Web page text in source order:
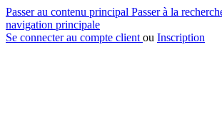
Passer au contenu principal Passer à la
navigation principale
Se connecter au compte client ou Inscription